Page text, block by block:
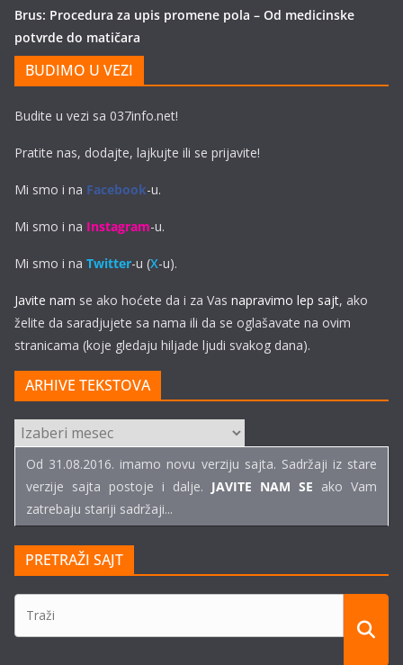
Brus: Procedura za upis promene pola – Od medicinske
potvrde do matičara
BUDIMO U VEZI
Budite u vezi sa 037info.net!
Pratite nas, dodajte, lajkujte ili se prijavite!
Mi smo i na Facebook-u.
Mi smo i na Instagram-u.
Mi smo i na Twitter-u (X-u).
Javite nam se ako hoćete da i za Vas napravimo lep sajt, ako
želite da saradjujete sa nama ili da se oglašavate na ovim
stranicama (koje gledaju hiljade ljudi svakog dana).
ARHIVE TEKSTOVA
ARHIVE
TEKSTOVA
Od 31.08.2016. imamo novu verziju sajta. Sadržaji iz stare
verzije sajta postoje i dalje. JAVITE NAM SE ako Vam
zatrebaju stariji sadržaji...
PRETRAŽI SAJT